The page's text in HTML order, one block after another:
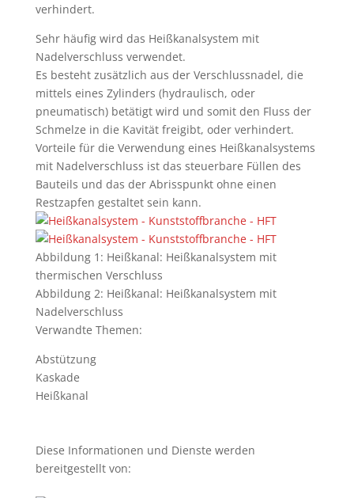
verhindert.
Sehr häufig wird das Heißkanalsystem mit
Nadelverschluss verwendet.
Es besteht zusätzlich aus der Verschlussnadel, die
mittels eines Zylinders (hydraulisch, oder
pneumatisch) betätigt wird und somit den Fluss der
Schmelze in die Kavität freigibt, oder verhindert.
Vorteile für die Verwendung eines Heißkanalsystems
mit Nadelverschluss ist das steuerbare Füllen des
Bauteils und das der Abrisspunkt ohne einen
Restzapfen gestaltet sein kann.
Abbildung 1: Heißkanal: Heißkanalsystem mit
thermischen Verschluss
Abbildung 2: Heißkanal: Heißkanalsystem mit
Nadelverschluss
Verwandte Themen:
Abstützung
Kaskade
Heißkanal
Diese Informationen und Dienste werden
bereitgestellt von: